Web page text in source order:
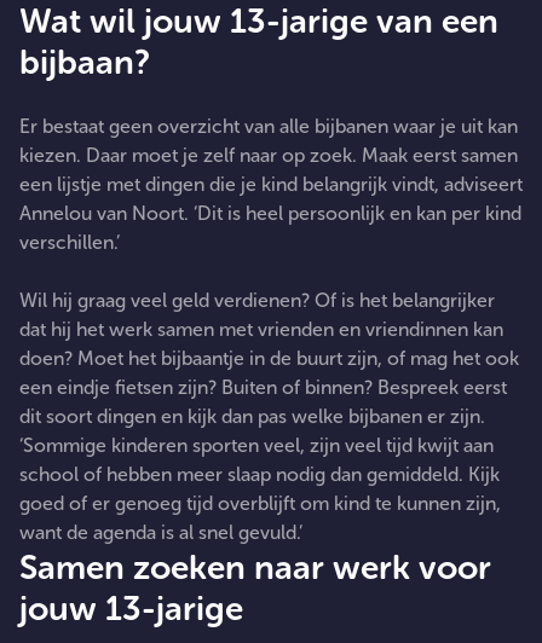
Wat wil jouw 13-jarige van een
bijbaan?
Er bestaat geen overzicht van alle bijbanen waar je uit kan
kiezen. Daar moet je zelf naar op zoek. Maak eerst samen
een lijstje met dingen die je kind belangrijk vindt, adviseert
Annelou van Noort. ‘Dit is heel persoonlijk en kan per kind
verschillen.’
Wil hij graag veel geld verdienen? Of is het belangrijker
dat hij het werk samen met vrienden en vriendinnen kan
doen? Moet het bijbaantje in de buurt zijn, of mag het ook
een eindje fietsen zijn? Buiten of binnen? Bespreek eerst
dit soort dingen en kijk dan pas welke bijbanen er zijn.
‘Sommige kinderen sporten veel, zijn veel tijd kwijt aan
school of hebben meer slaap nodig dan gemiddeld. Kijk
goed of er genoeg tijd overblijft om kind te kunnen zijn,
want de agenda is al snel gevuld.’
Samen zoeken naar werk voor
jouw 13-jarige